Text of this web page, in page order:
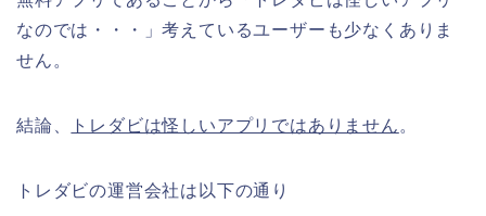
なのでは・・・」考えているユーザーも少なくありま
せん。
結論、 トレダビは怪しいアプリではありません 。
トレダビの運営会社は以下の通り